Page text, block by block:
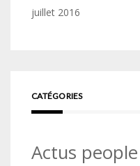
juillet 2016
CATÉGORIES
Actus people